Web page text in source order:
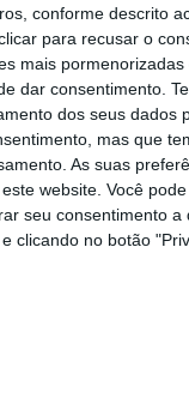
conforme descrito
para recusar o
mais
dar consentimento.
dos seus dados
mas que
As suas
website. Você
seu consentimento a
clicando no botão
a quem estiver pelo
entre as 16h00 e
“Vai à Vila!”
se de um
cidade que tem